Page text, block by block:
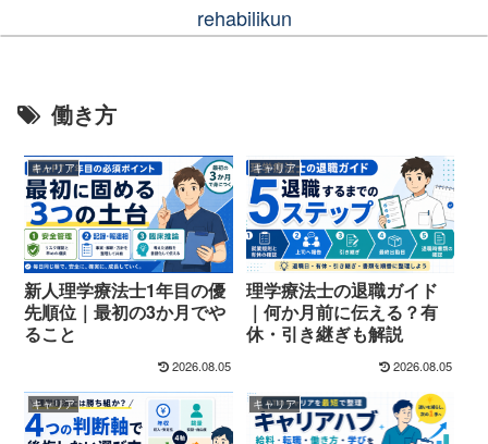
rehabilikun
働き方
キャリア
新人理学療法士1年目の優
先順位｜最初の3か月でや
ること
2026.08.05
キャリア
理学療法士の退職ガイド
｜何か月前に伝える？有
休・引き継ぎも解説
2026.08.05
キャリア キャリア